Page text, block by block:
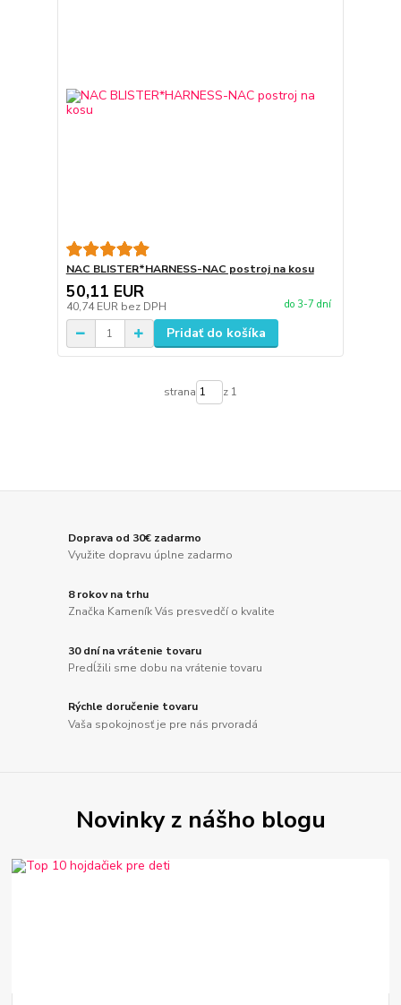
NAC BLISTER*HARNESS-NAC postroj na kosu
50,11 EUR
40,74 EUR bez DPH do 3-7 dní
Pridať do košíka
strana z 1
Doprava od 30€ zadarmo
Využite dopravu úplne zadarmo
8 rokov na trhu
Značka Kameník Vás presvedčí o kvalite
30 dní na vrátenie tovaru
Predĺžili sme dobu na vrátenie tovaru
Rýchle doručenie tovaru
Vaša spokojnosť je pre nás prvoradá
Novinky z nášho blogu